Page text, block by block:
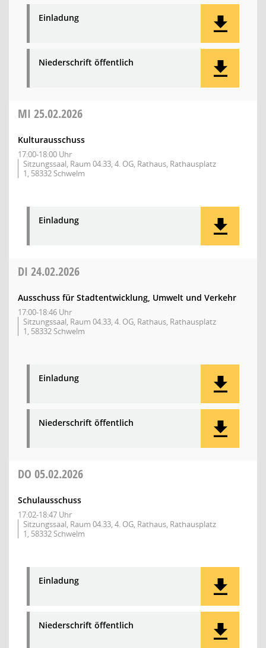
Einladung
Niederschrift öffentlich
MI 25.02.2026
Kulturausschuss
17:00-18:00 Uhr
Sitzungssaal, Raum 04.33, 4. OG, Rathaus, Rathausplatz
1, 58332 Schwelm
Einladung
DI 24.02.2026
Ausschuss für Stadtentwicklung, Umwelt und Verkehr
17:00-18:46 Uhr
Sitzungssaal, Raum 04.33, 4. OG, Rathaus, Rathausplatz
1, 58332 Schwelm
Einladung
Niederschrift öffentlich
DO 05.02.2026
Schulausschuss
17:02-18:47 Uhr
Sitzungssaal, Raum 04.33, 4. OG, Rathaus, Rathausplatz
1, 58332 Schwelm
Einladung
Niederschrift öffentlich